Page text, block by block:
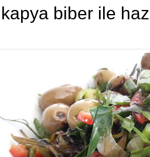
biber ile